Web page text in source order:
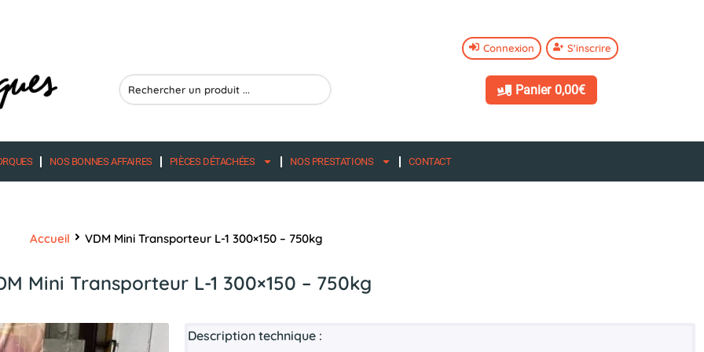
Search
...
Connexion S'inscrire
Panier 0,00€
NOS BONNES AFFAIRES PIÈCES DÉTACHÉES NOS PRESTATIONS CONTACT
Mini Transporteur L-1 300×150 – 750kg
Accueil VDM Mini Transporteur L-1 300×150 – 750kg
Description technique :